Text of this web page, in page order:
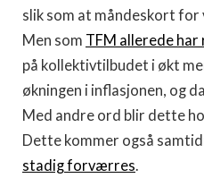
slik som at måndeskort for
Men som TFM allerede
på kollektivtilbudet i økt
økningen i inflasjonen, og
Med andre ord blir dette
Dette kommer også
stadig forværres.